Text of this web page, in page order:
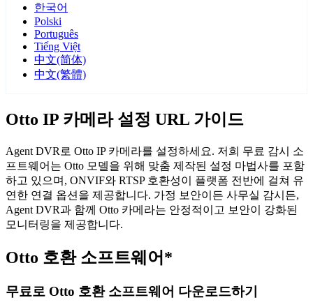
한국어
Polski
Português
Tiếng Việt
中文(简体)
中文(繁體)
Otto IP 카메라 설정 URL 가이드
Agent DVR로 Otto IP 카메라를 설정하세요. 저희 무료 감시 소
프트웨어는 Otto 모델을 위해 맞춤 제작된 설정 마법사를 포함
하고 있으며, ONVIF와 RTSP 호환성이 플랫폼 전반에 걸쳐 유
연한 연결 옵션을 제공합니다. 가정 보안이든 사무실 감시든,
Agent DVR과 함께 Otto 카메라는 안정적이고 보안이 강화된
모니터링을 제공합니다.
Otto 호환 소프트웨어*
무료로 Otto 호환 소프트웨어 다운로드하기